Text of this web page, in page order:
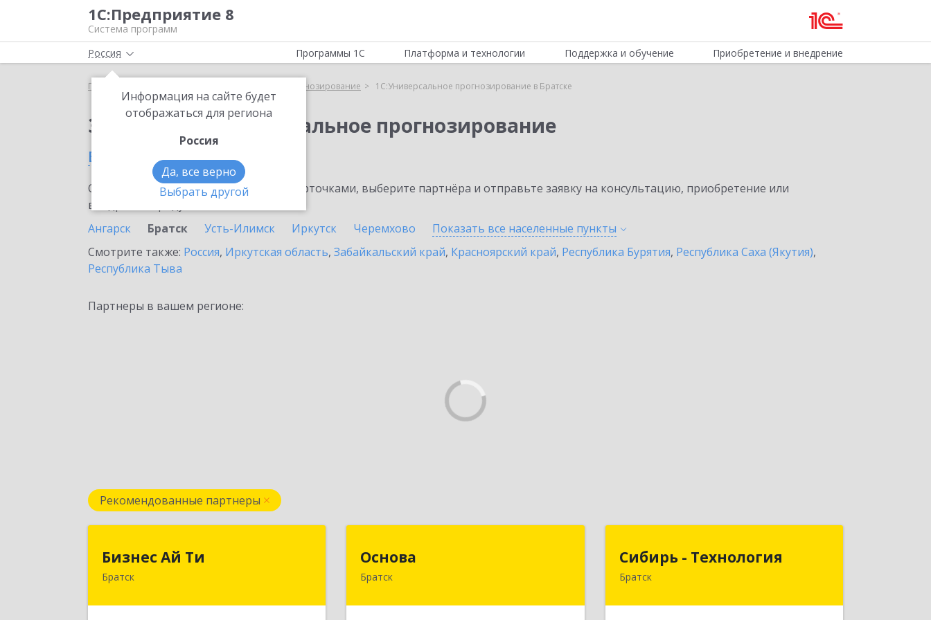
1С:Предприятие 8
Система программ
Россия
Информация на сайте будет
отображаться для региона
Россия
Да, все верно
Выбрать другой
Программы 1С Платформа и технологии Поддержка и обучение Приобретение и внедрение
Главная 1С:Универсальное прогнозирование 1С:Универсальное прогнозирование в Братске
Заказать 1С:Универсальное прогнозирование
в Братске
Ознакомьтесь с информационными карточками, выберите партнёра и отправьте заявку на консультацию, приобретение или
внедрение продукта.
Ангарск
Братск Усть-Илимск Иркутск Черемхово Показать все населенные пункты
Смотрите также: Россия, Иркутская область, Забайкальский край, Красноярский край, Республика Бурятия, Республика Саха (Якутия),
Республика Тыва
Партнеры в вашем регионе:
Рекомендованные партнеры
Бизнес Ай Ти
Братск
Основа
Братск
Сибирь - Технология
Братск